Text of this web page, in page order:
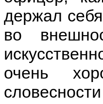
держал
во
очень